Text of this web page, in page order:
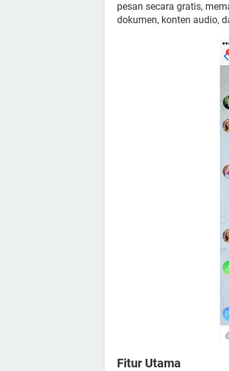
pesan secara gratis,
dokumen, konten audio,
Fitur Utama